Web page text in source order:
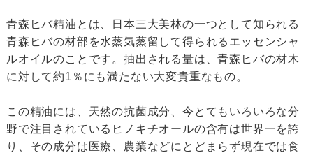
青森ヒバ精油とは、日本三大美林の一つとして知られる
青森ヒバの材部を水蒸気蒸留して得られるエッセンシャ
ルオイルのことです。抽出される量は、青森ヒバの材木
に対して約1％にも満たない大変貴重なもの。
この精油には、天然の抗菌成分、今とてもいろいろな分
野で注目されているヒノキチオールの含有は世界一を誇
り、その成分は医療、農業などにとどまらず現在では食